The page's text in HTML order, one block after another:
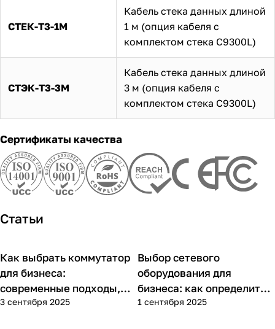
СТЕК-Т3-1М
Кабель стека данных длиной
1 м (опция кабеля с
комплектом стека C9300L)
СТЭК-Т3-3М
Кабель стека данных длиной
3 м (опция кабеля с
комплектом стека C9300L)
Сертификаты качества
Статьи
Советы покупателям
Как выбрать коммутатор
для бизнеса:
современные подходы,
практика применения и
3 сентября 2025
Советы покупателям
Выбор сетевого
оборудования для
бизнеса: как определить
потребности компании и
1 сентября 2025